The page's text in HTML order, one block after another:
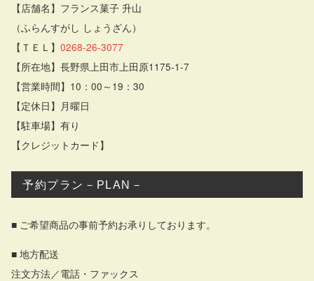
【店舗名】フランス菓子 升山
（ふらんすがし しょうざん）
【ＴＥＬ】 0268-26-3077
【所在地】長野県上田市上田原1175-1-7
【営業時間】10：00～19：30
【定休日】月曜日
【駐車場】有り
【クレジットカード】
予約プラン－PLAN－
■ ご希望商品の事前予約お承りしております。
■ 地方配送
注文方法／電話・ファックス